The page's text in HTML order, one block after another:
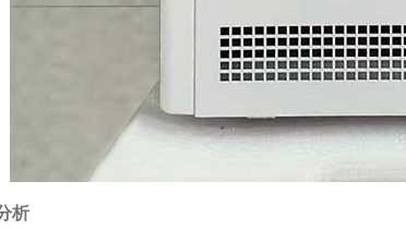
析